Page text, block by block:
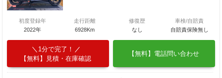
初度登録年
2022年
走行距離
6928Km
修復歴
なし
車検/自賠責
自賠責保険無し
1分で完了！
【無料】見積・在庫確認
【無料】電話問い合わせ